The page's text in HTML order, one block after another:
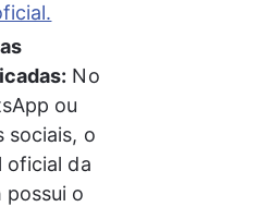
No
ou
sociais, o
oficial da
possui o